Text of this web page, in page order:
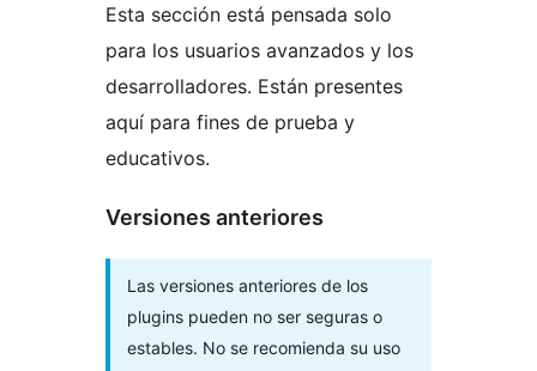
Esta sección está pensada solo
para los usuarios avanzados y los
desarrolladores. Están presentes
aquí para fines de prueba y
educativos.
Versiones anteriores
Las versiones anteriores de los
plugins pueden no ser seguras o
estables. No se recomienda su uso